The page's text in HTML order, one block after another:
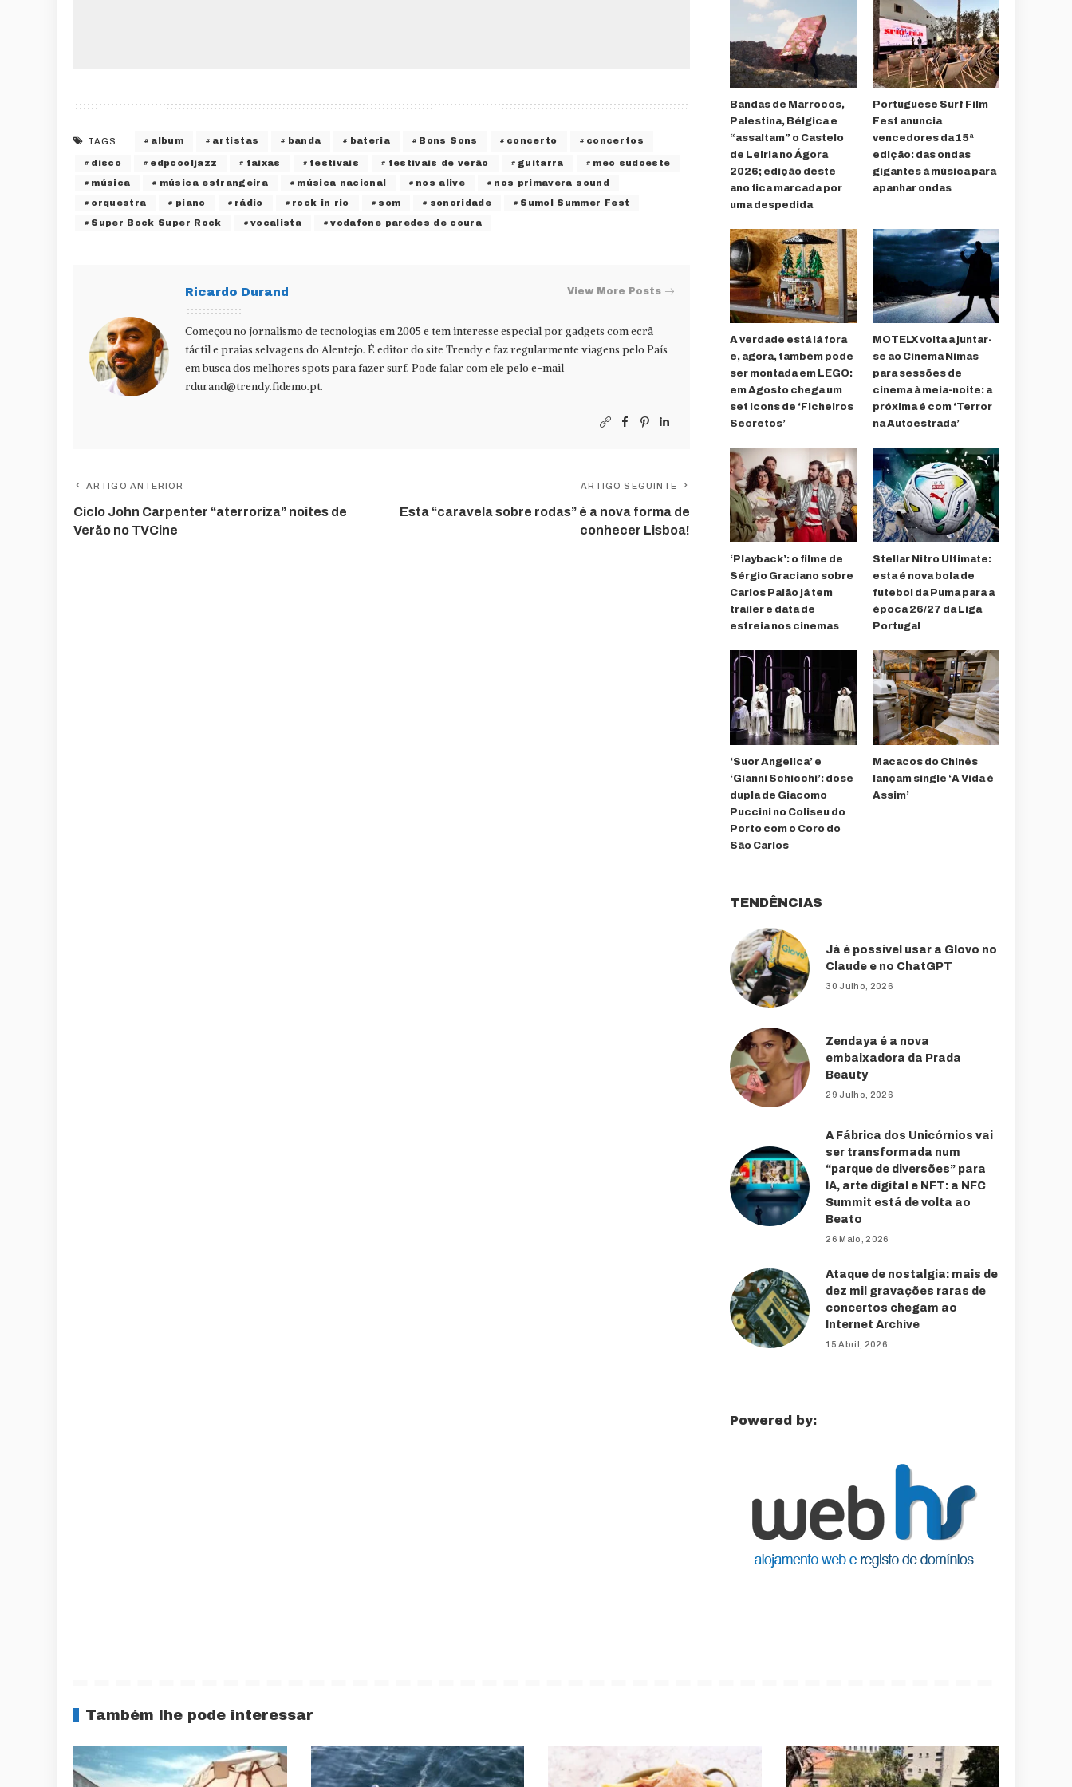
TAGS: album artistas banda bateria Bons Sons concerto concertos
disco edpcooljazz faixas festivais festivais de verão guitarra meo sudoeste
música música estrangeira música nacional nos alive nos primavera sound
orquestra piano rádio rock in rio som sonoridade Sumol Summer Fest
Super Bock Super Rock vocalista vodafone paredes de coura
Ricardo Durand View More Posts
Começou no jornalismo de tecnologias em 2005 e tem interesse especial por gadgets com ecrã
táctil e praias selvagens do Alentejo. É editor do site Trendy e faz regularmente viagens pelo País
em busca dos melhores spots para fazer surf. Pode falar com ele pelo e-mail
rdurand@trendy.fidemo.pt.
ARTIGO ANTERIOR
Ciclo John Carpenter “aterroriza” noites de
Verão no TVCine
ARTIGO SEGUINTE
Esta “caravela sobre rodas” é a nova forma de
conhecer Lisboa!
Bandas de Marrocos,
Palestina, Bélgica e
“assaltam” o Castelo
de Leiria no Ágora
2026; edição deste
ano fica marcada por
uma despedida
Portuguese Surf Film
Fest anuncia
vencedores da 15ª
edição: das ondas
gigantes à música para
apanhar ondas
A verdade está lá fora
e, agora, também pode
ser montada em LEGO:
em Agosto chega um
set Icons de ‘Ficheiros
Secretos’
MOTELX volta a juntar-
se ao Cinema Nimas
para sessões de
cinema à meia-noite: a
próxima é com ‘Terror
na Autoestrada’
‘Playback’: o filme de
Sérgio Graciano sobre
Carlos Paião já tem
trailer e data de
estreia nos cinemas
Stellar Nitro Ultimate:
esta é nova bola de
futebol da Puma para a
época 26/27 da Liga
Portugal
‘Suor Angelica’ e
‘Gianni Schicchi’: dose
dupla de Giacomo
Puccini no Coliseu do
Porto com o Coro do
São Carlos
Macacos do Chinês
lançam single ‘A Vida é
Assim’
TENDÊNCIAS
Já é possível usar a Glovo no
Claude e no ChatGPT
30 Julho, 2026
Zendaya é a nova
embaixadora da Prada
Beauty
29 Julho, 2026
A Fábrica dos Unicórnios vai
ser transformada num
“parque de diversões” para
IA, arte digital e NFT: a NFC
Summit está de volta ao
Beato
26 Maio, 2026
Ataque de nostalgia: mais de
dez mil gravações raras de
concertos chegam ao
Internet Archive
15 Abril, 2026
Powered by:
Também lhe pode interessar